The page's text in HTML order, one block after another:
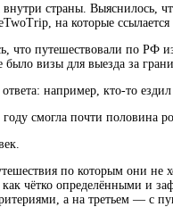
страны. Выяснилось,
на которые ссылается
что путешествовали по РФ
визы для выезда за
например, кто-то
смогла почти
по которым они не
чётко определёнными и
а на третьем — с